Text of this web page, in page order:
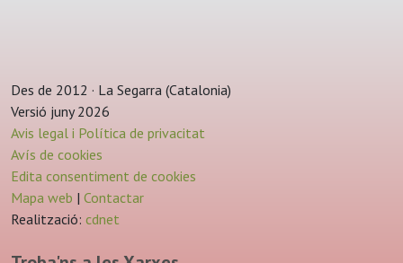
Des de 2012 · La Segarra (Catalonia)
Versió juny 2026
Avis legal i Política de privacitat
Avís de cookies
Edita consentiment de cookies
Mapa web | Contactar
Realització: cdnet